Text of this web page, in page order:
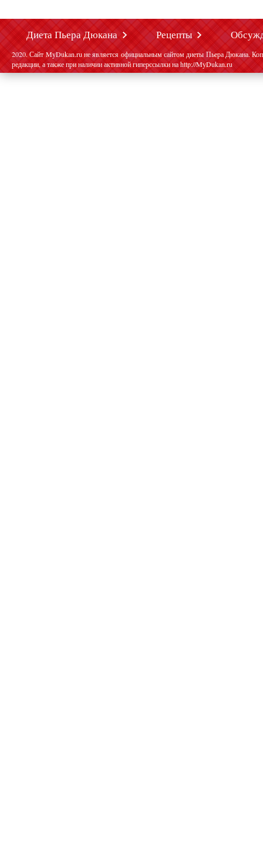
Диета Пьера Дюкана Рецепты
2020. Сайт MyDukan.ru не является официальным сайтом диеты Пьера Дюкана.
редакции, а также при наличии активной гиперссылки на http://MyDukan.ru